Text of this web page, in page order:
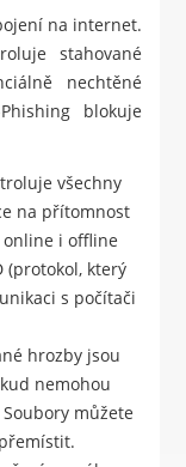
na internet.
stahované
nechtěné
blokuje
všechny
na přítomnost
i offline
(protokol, který
s počítači
hrozby jsou
nemohou
můžete